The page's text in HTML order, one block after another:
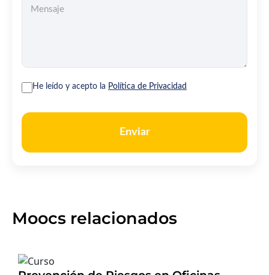
He leído y acepto la Política de Privacidad
Enviar
Moocs relacionados